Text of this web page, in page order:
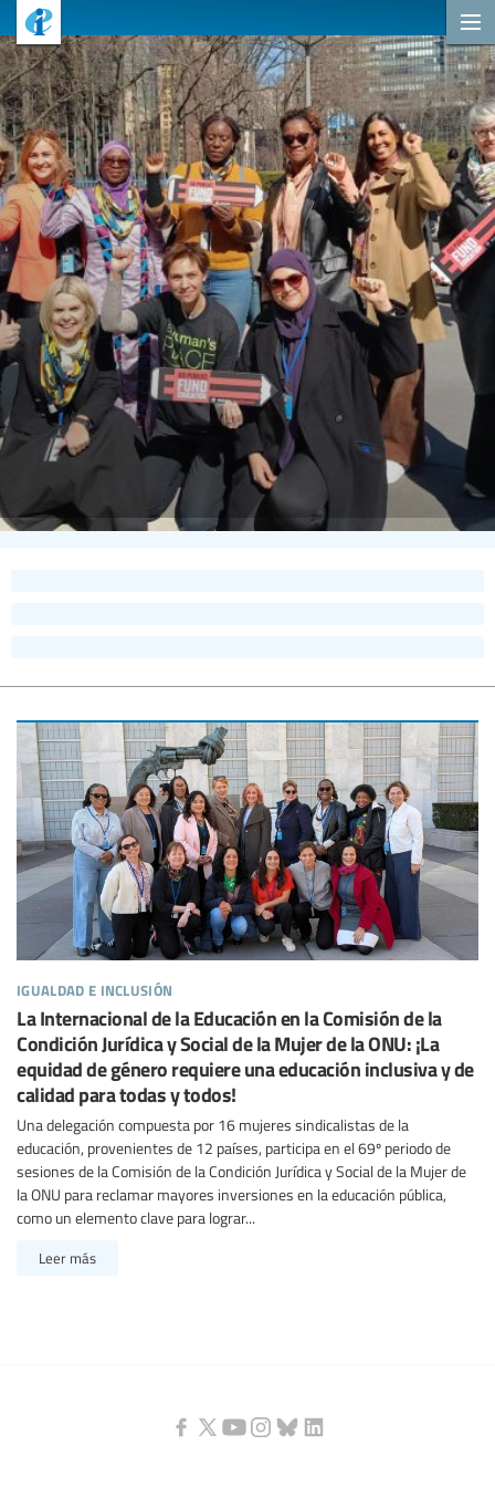
igualdad e inclusión
La Internacional de la Educación en la Comisión de la
Condición Jurídica y Social de la Mujer de la ONU: ¡La
equidad de género requiere una educación inclusiva y de
calidad para todas y todos!
Una delegación compuesta por 16 mujeres sindicalistas de la
educación, provenientes de 12 países, participa en el 69º periodo de
sesiones de la Comisión de la Condición Jurídica y Social de la Mujer de
la ONU para reclamar mayores inversiones en la educación pública,
como un elemento clave para lograr...
Leer más